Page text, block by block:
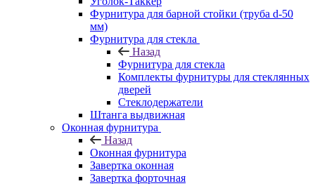
Фурнитура для барной стойки (труба d-50
мм)
Фурнитура для стекла
Назад
Фурнитура для стекла
Комплекты фурнитуры для стеклянных
дверей
Стеклодержатели
Штанга выдвижная
Оконная фурнитура
Назад
Оконная фурнитура
Завертка оконная
Завертка форточная